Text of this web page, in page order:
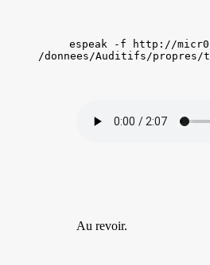
espeak -f http://
/donnees/Auditifs/propres/
Au revoir.